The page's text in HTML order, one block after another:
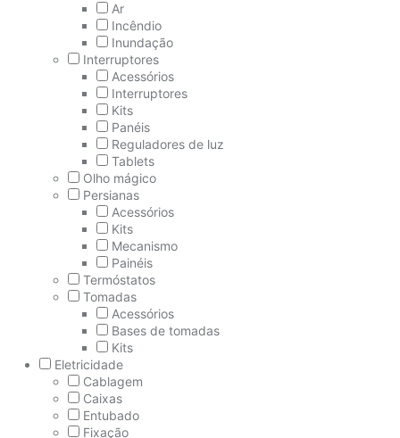
Ar
Incêndio
Inundação
Interruptores
Acessórios
Interruptores
Kits
Panéis
Reguladores de luz
Tablets
Olho mágico
Persianas
Acessórios
Kits
Mecanismo
Painéis
Termóstatos
Tomadas
Acessórios
Bases de tomadas
Kits
Eletricidade
Cablagem
Caixas
Entubado
Fixação